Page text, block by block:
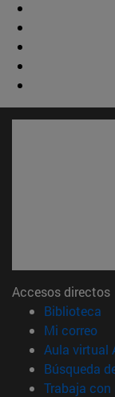
Accesos directos
Biblioteca
Mi correo
Aula virtual
Búsqueda
Trabaja